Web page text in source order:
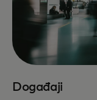
Događaji